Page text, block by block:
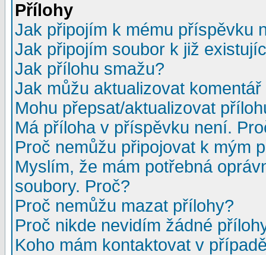
Přílohy
Jak připojím k mému příspěvku
Jak připojím soubor k již
Jak přílohu smažu?
Jak můžu aktualizovat
Mohu přepsat/aktualizovat
Má příloha v příspěvku není.
Proč nemůžu připojovat k mým
Myslím, že mám potřebná
soubory. Proč?
Proč nemůžu mazat přílohy?
Proč nikde nevidím žádné
Koho mám kontaktovat v